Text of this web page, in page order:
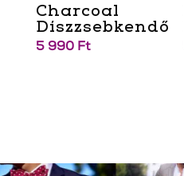
Charcoal
Díszzsebkendő
5 990 Ft